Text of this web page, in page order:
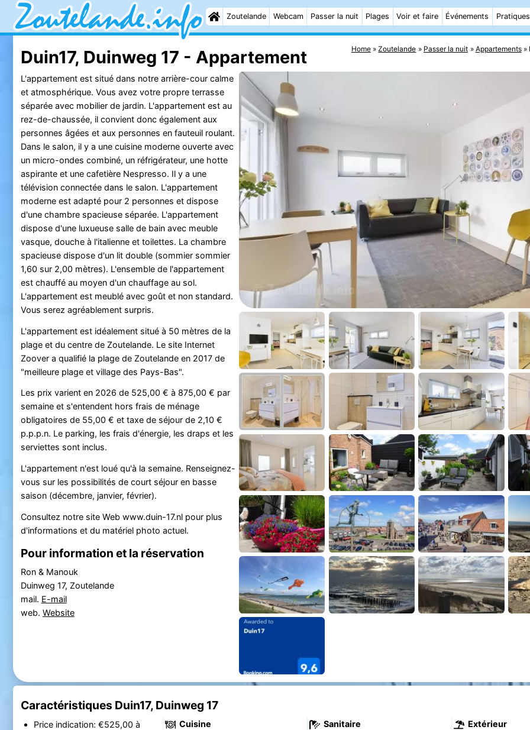
Zoutelande Webcam Passer la nuit Plages Voir et faire Événements Pratiques
Home Zoutelande Passer la nuit Appartements
Duin17, Duinweg 17 - Appartement
L'appartement est situé dans notre arrière-cour calme
et atmosphérique. Vous avez votre propre terrasse
séparée avec mobilier de jardin. L'appartement est au
rez-de-chaussée, il convient donc également aux
personnes âgées et aux personnes en fauteuil roulant.
Dans le salon, il y a une cuisine moderne ouverte avec
un micro-ondes combiné, un réfrigérateur, une hotte
aspirante et une cafetière Nespresso. Il y a une
télévision connectée dans le salon. L'appartement
moderne est adapté pour 2 personnes et dispose
d'une chambre spacieuse séparée. L'appartement
dispose d'une luxueuse salle de bain avec meuble
vasque, douche à l'italienne et toilettes. La chambre
spacieuse dispose d'un lit double (sommier sommier
1,60 sur 2,00 mètres). L'ensemble de l'appartement
est chauffé au moyen d'un chauffage au sol.
L'appartement est meublé avec goût et non standard.
Vous serez agréablement surpris.
L'appartement est idéalement situé à 50 mètres de la
plage et du centre de Zoutelande. Le site Internet
Zoover a qualifié la plage de Zoutelande en 2017 de
"meilleure plage et village des Pays-Bas".
Les prix varient en 2026 de 525,00 € à 875,00 € par
semaine et s'entendent hors frais de ménage
obligatoires de 55,00 € et taxe de séjour de 2,10 €
p.p.p.n. Le parking, les frais d'énergie, les draps et les
serviettes sont inclus.
L'appartement n'est loué qu'à la semaine. Renseignez-
vous sur les possibilités de court séjour en basse
saison (décembre, janvier, février).
Consultez notre site Web www.duin-17.nl pour plus
d'informations et du matériel photo actuel.
Pour information et la réservation
Ron & Manouk
Duinweg 17, Zoutelande
mail. E-mail
web. Website
Caractéristiques Duin17, Duinweg 17
Price indication: €525,00 à
Cuisine
Sanitaire
Extérieur